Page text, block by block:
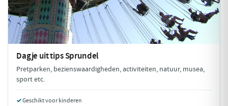
Dagje uit tipsSprundel
Pretparken, bezienswaardigheden, activiteiten, natuur, musea,
sport etc.
Geschikt voor kinderen